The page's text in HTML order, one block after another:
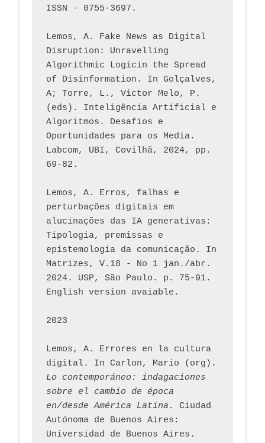
ISSN - 0755-3697.
Lemos, A. Fake News as Digital
Disruption: Unravelling
Algorithmic Logicin the Spread
of Disinformation. In Golçalves,
A; Torre, L., Victor Melo, P.
(eds). Inteligência Artificial e
Algoritmos. Desafios e
Oportunidades para os Media.
Labcom, UBI, Covilhã, 2024, pp.
69-82.
Lemos, A. Erros, falhas e
perturbações digitais em
alucinações das IA generativas:
Tipologia, premissas e
epistemologia da comunicação. In
Matrizes, V.18 - No 1 jan./abr.
2024. USP, São Paulo. p. 75-91.
English version avaiable.
2023
Lemos, A. Errores en la cultura
Lo contemporáneo: indagaciones
sobre el cambio de época
en/desde América Latina.
Ciudad
Autónoma de Buenos Aires:
Universidad de Buenos Aires.